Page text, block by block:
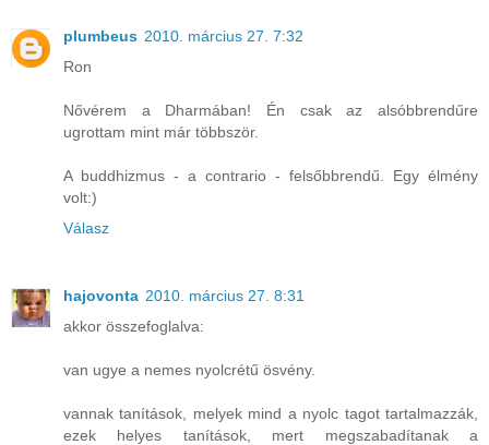
plumbeus 2010. március 27. 7:32
Ron
Nővérem a Dharmában! Én csak az alsóbbrendűre
ugrottam mint már többször.
A buddhizmus - a contrario - felsőbbrendű. Egy élmény
volt:)
Válasz
hajovonta 2010. március 27. 8:31
akkor összefoglalva:
van ugye a nemes nyolcrétű ösvény.
vannak tanítások, melyek mind a nyolc tagot tartalmazzák,
ezek helyes tanítások, mert megszabadítanak a